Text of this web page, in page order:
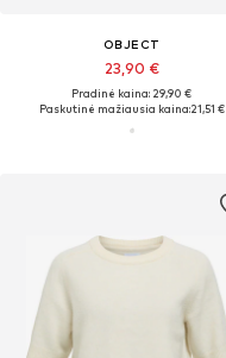
OBJECT
23,90 €
Pradinė kaina: 29,90 €
Paskutinė mažiausia kaina:21,51 €